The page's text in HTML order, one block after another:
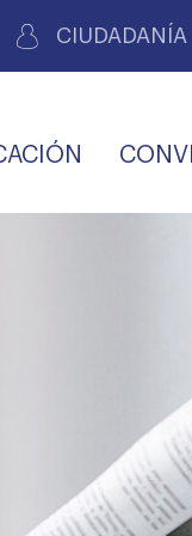
CIUDADANÍA
SALUD Y
AGENCIA